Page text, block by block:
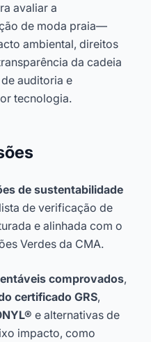
avaliar a
de moda praia—
ambiental, direitos
da cadeia
auditoria e
tecnologia.
de sustentabilidade
de verificação de
e alinhada com o
Verdes da CMA.
comprovados,
certificado GRS,
e alternativas de
impacto, como